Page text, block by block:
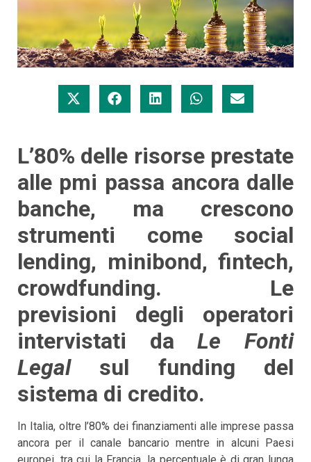
L’80% delle risorse prestate
alle pmi passa ancora dalle
banche, ma crescono
strumenti come social
lending, minibond, fintech,
crowdfunding. Le
previsioni degli operatori
intervistati daLe Fonti
Legal sul funding del
sistema di credito.
In Italia, oltre l’80% dei finanziamenti alle imprese passa
ancora per il canale bancario mentre in alcuni Paesi